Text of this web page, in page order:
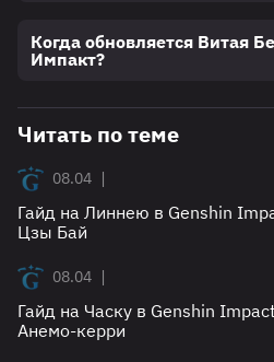
Когда обновляется Витая
Импакт?
Читать по теме
08.04 |
Гайд на Линнею в Genshin
Цзы Бай
08.04 |
Гайд на Часку в Genshin
Анемо-керри